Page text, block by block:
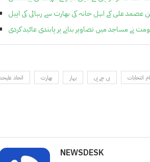
عصمد علی کے اہل خانہ کی بھارت سے رہائی کی اپیل
نے مساجد میں تصاویر بنانے پر پابندی عائید کردی
اتحاد بھارت بہار بی جے پی انتخابات
NEWSDESK